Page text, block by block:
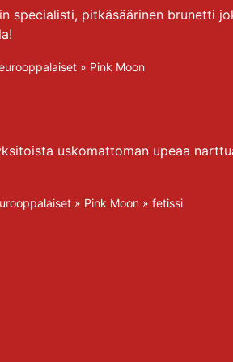
specialisti, pitkäsäärinen brunetti
» Pink Moon
uskomattoman upeaa
» Pink Moon » fetissi